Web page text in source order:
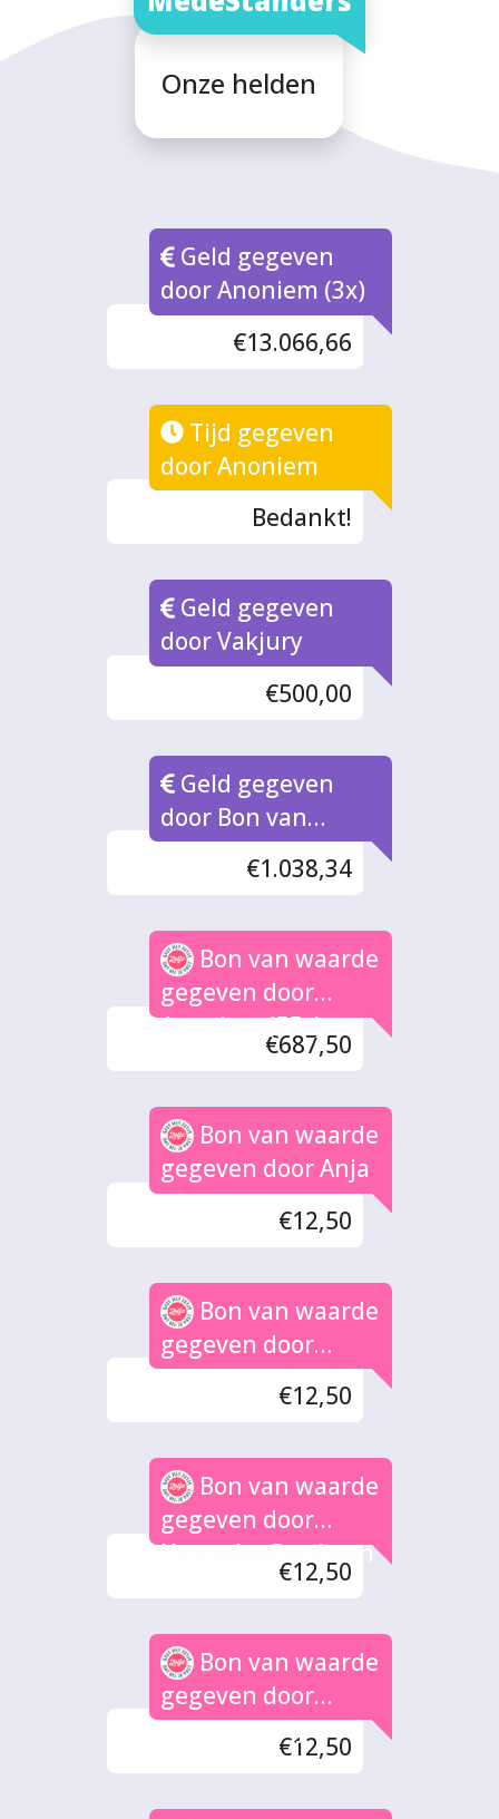
Onze helden
Geld gegeven
door Anoniem (3x)
€13.066,66
Tijd gegeven
door Anoniem
Bedankt!
Geld gegeven
door Vakjury
€500,00
Geld gegeven
door Bon van
Waarde naar rato
€1.038,34
Bon van waarde
gegeven door
Anoniem (55x)
€687,50
Bon van waarde
gegeven door Anja
€12,50
Bon van waarde
gegeven door
Martijn de Boef
€12,50
Bon van waarde
gegeven door
Hanneke Gerritsen
€12,50
Bon van waarde
gegeven door
Wilbert en Tjarda
€12,50